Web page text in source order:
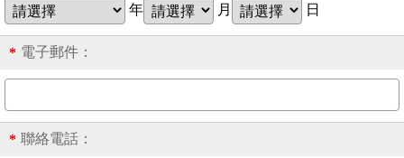
年 月 日
* 電子郵件：
* 聯絡電話：